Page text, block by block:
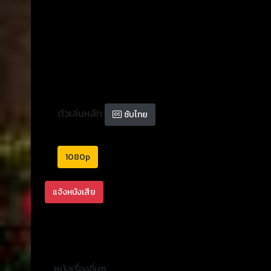
ตัวเล่นหลัก ซับไทย
1080p
แจ้งหนังเสีย